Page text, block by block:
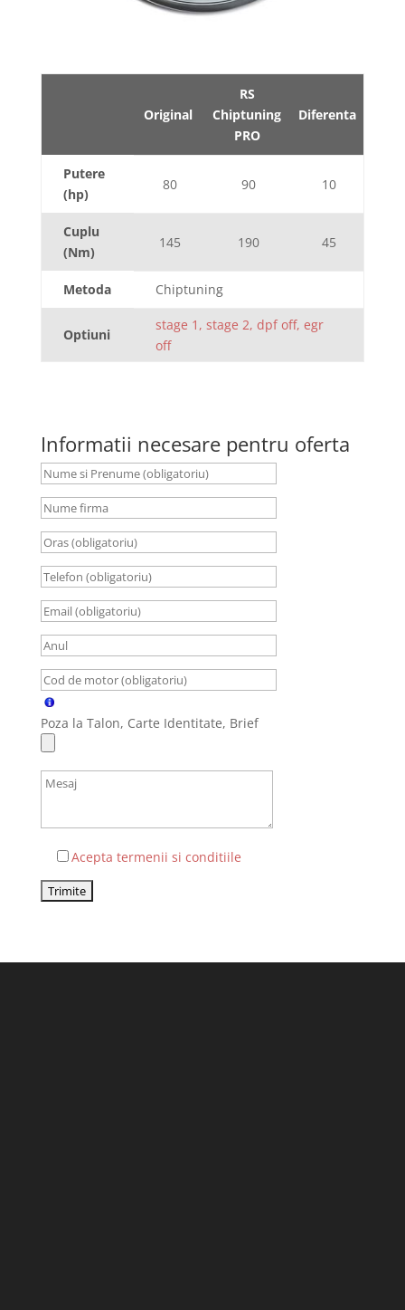
Original
RS
Chiptuning
PRO
Diferenta
Putere
(hp)
80 90 10
Cuplu
(Nm)
145 190 45
Metoda Chiptuning
Optiuni
stage 1, stage 2, dpf off, egr
off
Informatii necesare pentru oferta
Poza la Talon, Carte Identitate, Brief
Acepta termenii si conditiile